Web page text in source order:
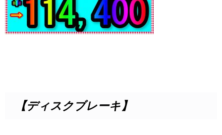
【ディスクブレーキ】